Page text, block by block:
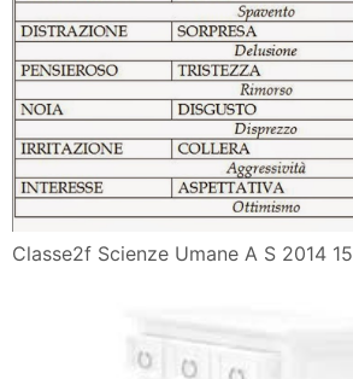
Classe2f Scienze Umane A S 2014 15